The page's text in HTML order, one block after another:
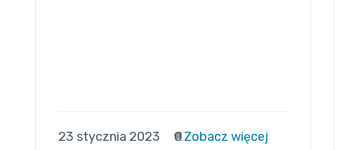
23 stycznia 2023 0Zobacz więcej